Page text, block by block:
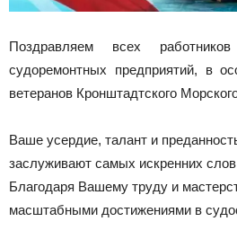
Поздравляем всех
судоремонтных предприятий, в
ветеранов Кронштадтского
Ваше усердие, талант и
заслуживают самых искренних слов
Благодаря Вашему труду и
масштабными достижениями в